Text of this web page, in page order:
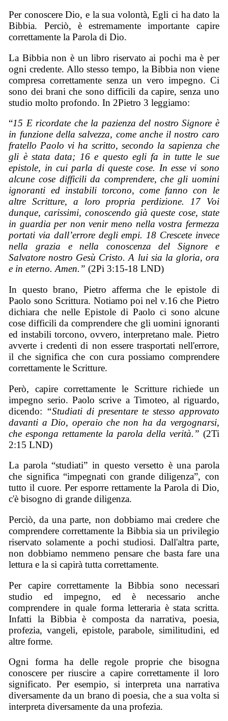
Per conoscere Dio, e la sua volontà, Egli ci ha dato la
Bibbia. Perciò, è estremamente importante capire
correttamente la Parola di Dio.
La Bibbia non è un libro riservato ai pochi ma è per
ogni credente. Allo stesso tempo, la Bibbia non viene
compresa correttamente senza un vero impegno. Ci
sono dei brani che sono difficili da capire, senza uno
studio molto profondo. In 2Pietro 3 leggiamo:
“15 E ricordate che la pazienza del nostro Signore è
in funzione della salvezza, come anche il nostro caro
fratello Paolo vi ha scritto, secondo la sapienza che
gli è stata data; 16 e questo egli fa in tutte le sue
epistole, in cui parla di queste cose. In esse vi sono
alcune cose difficili da comprendere, che gli uomini
ignoranti ed instabili torcono, come fanno con le
altre Scritture, a loro propria perdizione. 17 Voi
dunque, carissimi, conoscendo già queste cose, state
in guardia per non venir meno nella vostra fermezza
portati via dall’errore degli empi. 18 Crescete invece
nella grazia e nella conoscenza del Signore e
Salvatore nostro Gesù Cristo. A lui sia la gloria, ora
e in eterno. Amen.” (2Pi 3:15-18 LND)
In questo brano, Pietro afferma che le epistole di
Paolo sono Scrittura. Notiamo poi nel v.16 che Pietro
dichiara che nelle Epistole di Paolo ci sono alcune
cose difficili da comprendere che gli uomini ignoranti
ed instabili torcono, ovvero, interpretano male. Pietro
avverte i credenti di non essere trasportati nell'errore,
il che significa che con cura possiamo comprendere
correttamente le Scritture.
Però, capire correttamente le Scritture richiede un
impegno serio. Paolo scrive a Timoteo, al riguardo,
dicendo: “Studiati di presentare te stesso approvato
davanti a Dio, operaio che non ha da vergognarsi,
che esponga rettamente la parola della verità.” (2Ti
2:15 LND)
La parola “studiati” in questo versetto è una parola
che significa “impegnati con grande diligenza”, con
tutto il cuore. Per esporre rettamente la Parola di Dio,
c'è bisogno di grande diligenza.
Perciò, da una parte, non dobbiamo mai credere che
comprendere correttamente la Bibbia sia un privilegio
riservato solamente a pochi studiosi. Dall'altra parte,
non dobbiamo nemmeno pensare che basta fare una
lettura e la si capirà tutta correttamente.
Per capire correttamente la Bibbia sono necessari
studio ed impegno, ed è necessario anche
comprendere in quale forma letteraria è stata scritta.
Infatti la Bibbia è composta da narrativa, poesia,
profezia, vangeli, epistole, parabole, similitudini, ed
altre forme.
Ogni forma ha delle regole proprie che bisogna
conoscere per riuscire a capire correttamente il loro
significato. Per esempio, si interpreta una narrativa
diversamente da un brano di poesia, che a sua volta si
interpreta diversamente da una profezia.